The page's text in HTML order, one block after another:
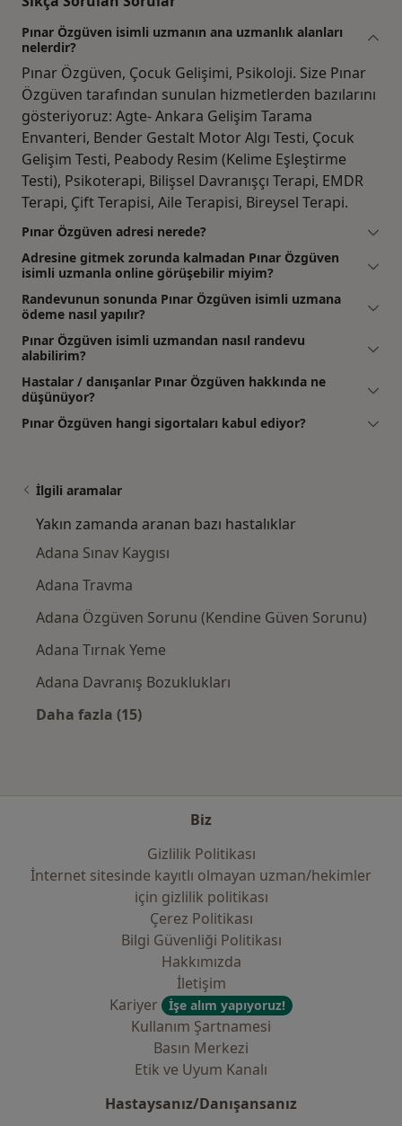
Pınar Özgüven isimli uzmanın ana uzmanlık alanları
nelerdir?
Pınar Özgüven, Çocuk Gelişimi, Psikoloji. Size Pınar
Özgüven tarafından sunulan hizmetlerden bazılarını
gösteriyoruz: Agte- Ankara Gelişim Tarama
Envanteri, Bender Gestalt Motor Algı Testi, Çocuk
Gelişim Testi, Peabody Resim (Kelime Eşleştirme
Testi), Psikoterapi, Bilişsel Davranışçı Terapi, EMDR
Terapi, Çift Terapisi, Aile Terapisi, Bireysel Terapi.
Pınar Özgüven adresi nerede?
Adresine gitmek zorunda kalmadan Pınar Özgüven
isimli uzmanla online görüşebilir miyim?
Randevunun sonunda Pınar Özgüven isimli uzmana
ödeme nasıl yapılır?
Pınar Özgüven isimli uzmandan nasıl randevu
alabilirim?
Hastalar / danışanlar Pınar Özgüven hakkında ne
düşünüyor?
Pınar Özgüven hangi sigortaları kabul ediyor?
İlgili aramalar
Yakın zamanda aranan bazı hastalıklar
Adana Sınav Kaygısı
Adana Travma
Adana Özgüven Sorunu (Kendine Güven Sorunu)
Adana Tırnak Yeme
Adana Davranış Bozuklukları
Daha fazla (15)
Biz
Gizlilik Politikası
İnternet sitesinde kayıtlı olmayan uzman/hekimler
i̇çin gizlilik politikası
Çerez Politikası
Bilgi Güvenliği Politikası
Hakkımızda
İletişim
Kariyer
İşe alım yapıyoruz!
Kullanım Şartnamesi
Basın Merkezi
Etik ve Uyum Kanalı
Hastaysanız/Danışansanız